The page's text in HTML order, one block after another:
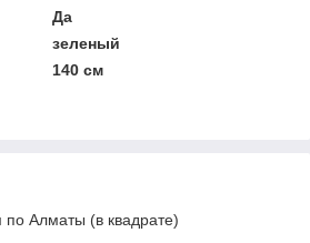
Да
зеленый
140 см
по Алматы (в квадрате)